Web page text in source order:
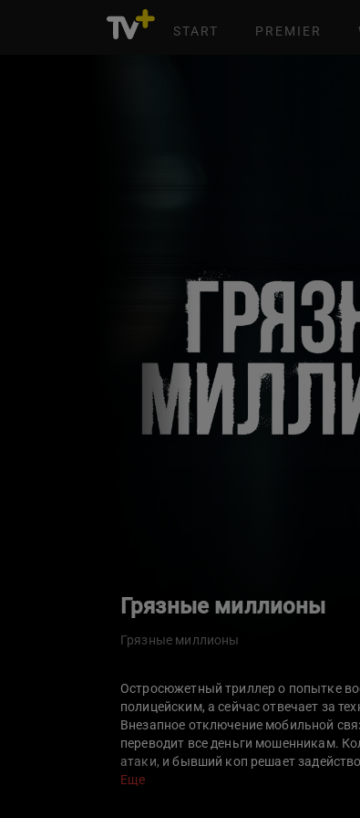
START PREMIER
Грязные миллионы
Грязные миллионы
Остросюжетный триллер о попытке
полицейским, а сейчас отвечает за
Внезапное отключение мобильной
переводит все деньги мошенникам.
атаки, и бывший коп решает
Вскоре Со-джун осознает, что
Еще